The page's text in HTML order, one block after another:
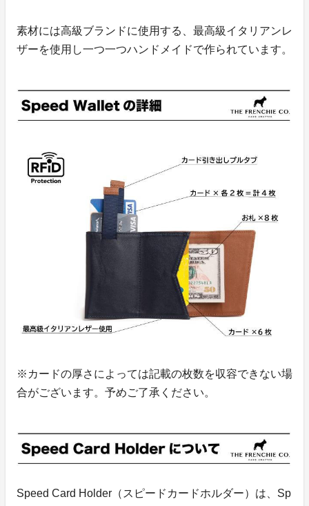
素材には高級ブランドに使用する、最高級イタリアンレ
ザーを使用し一つ一つハンドメイドで作られています。
※カードの厚さによっては記載の枚数を収容できない場
合がございます。予めご了承ください。
Speed Card Holder（スピードカードホルダー）は、Sp